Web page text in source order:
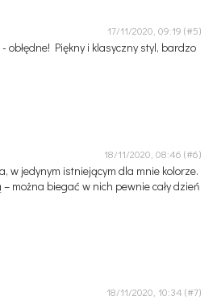
17/11/2020, 09:19
- obłędne! Piękny i klasyczny styl, bardzo
18/11/2020, 08:46
w jedynym istniejącym dla mnie kolorze.
można biegać w nich pewnie cały dzień
18/11/2020, 10:34